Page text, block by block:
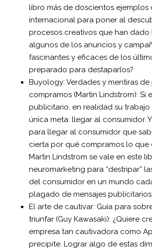
libro más de doscientos
internacional para poner al
procesos creativos que han dado
algunos de los anuncios y
fascinantes y eficaces de los
preparado para destaparlos?
Buyology: Verdades y mentiras
compramos (Martin Lindstrom): Si
publicitario, en realidad su trabajo
única meta: llegar al consumidor.
para llegar al consumidor que
cierta por qué compramos lo que
Martin Lindstrom se vale en este
neuromarketing para “destripar”
del consumidor en un mundo
plagado de mensajes publicitarios.
El arte de cautivar: Guía para
triunfar (Guy Kawasaki): ¿Quiere
empresa tan cautivadora como
precipite. Lograr algo de estas